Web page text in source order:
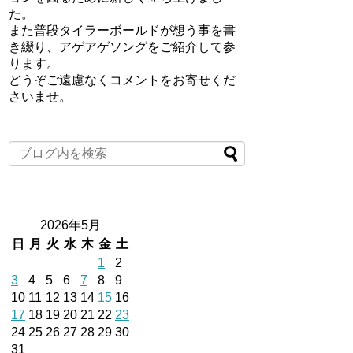
た。
また普段タイラーボールドが想う事を書
き綴り、アゲアゲソングをご紹介して参
ります。
どうぞご遠慮なくコメントをお寄せくだ
さいませ。
2026年5月
日
月 火 水 木 金 土
1
2
3
4 5 6 7 8
9
10 11 12 13 14 15 16
17 18 19 20 21 22 23
24 25 26 27 28 29 30
31